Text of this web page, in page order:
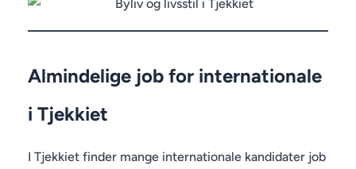
Almindelige job for internationale
i Tjekkiet
I Tjekkiet finder mange internationale kandidater job